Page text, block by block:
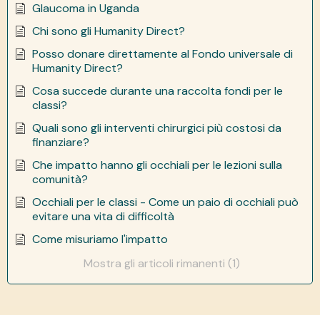
Glaucoma in Uganda
Chi sono gli Humanity Direct?
Posso donare direttamente al Fondo universale di
Humanity Direct?
Cosa succede durante una raccolta fondi per le
classi?
Quali sono gli interventi chirurgici più costosi da
finanziare?
Che impatto hanno gli occhiali per le lezioni sulla
comunità?
Occhiali per le classi - Come un paio di occhiali può
evitare una vita di difficoltà
Come misuriamo l'impatto
Mostra gli articoli rimanenti (1)